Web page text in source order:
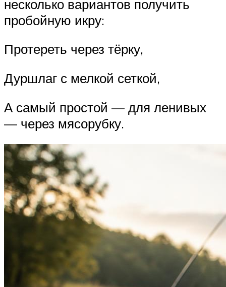
несколько вариантов получить
пробойную икру:
Протереть через тёрку,
Дуршлаг с мелкой сеткой,
А самый простой — для ленивых
— через мясорубку.